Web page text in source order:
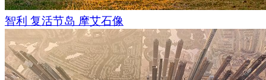
智利 复活节岛 摩艾石像